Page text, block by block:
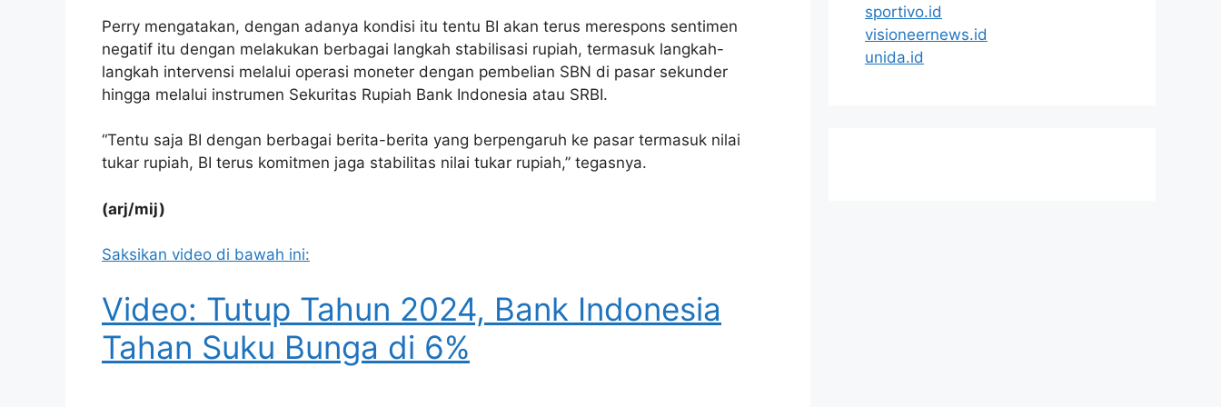
Perry mengatakan, dengan adanya kondisi itu tentu BI akan terus merespons sentimen
negatif itu dengan melakukan berbagai langkah stabilisasi rupiah, termasuk langkah-
langkah intervensi melalui operasi moneter dengan pembelian SBN di pasar sekunder
hingga melalui instrumen Sekuritas Rupiah Bank Indonesia atau SRBI.
“Tentu saja BI dengan berbagai berita-berita yang berpengaruh ke pasar termasuk nilai
tukar rupiah, BI terus komitmen jaga stabilitas nilai tukar rupiah,” tegasnya.
(arj/mij)
Saksikan video di bawah ini:
Video: Tutup Tahun 2024, Bank Indonesia
Tahan Suku Bunga di 6%
sportivo.id
visioneernews.id
unida.id